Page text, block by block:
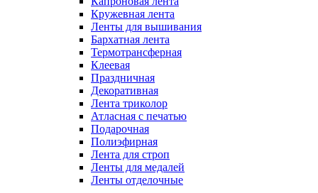
Кружевная лента
Ленты для вышивания
Бархатная лента
Термотрансферная
Клеевая
Праздничная
Декоративная
Лента триколор
Атласная с печатью
Подарочная
Полиэфирная
Лента для строп
Ленты для медалей
Ленты отделочные